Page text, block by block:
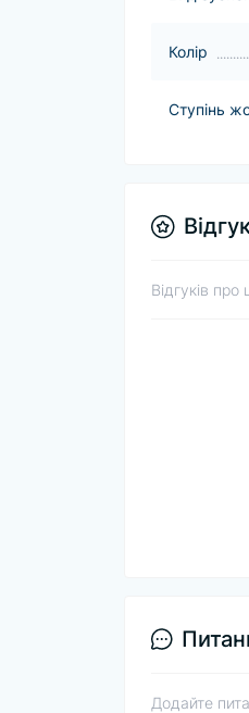
Колір
Ступінь
Відгуків
Додайте